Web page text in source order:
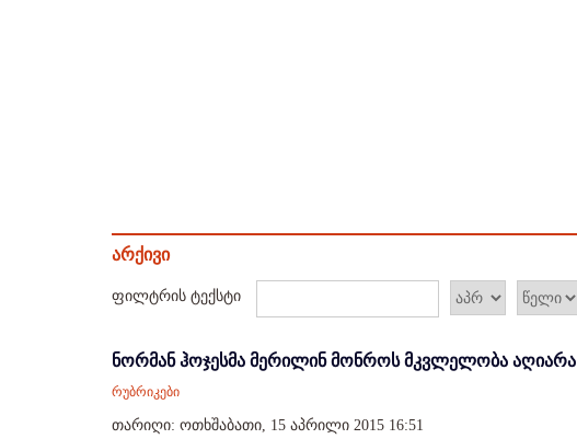
არქივი
ფილტრის ტექსტი
ნორმან ჰოჯესმა მერილინ მონროს მკვლელობა აღიარა
რუბრიკები
თარიღი: ოთხშაბათი, 15 აპრილი 2015 16:51